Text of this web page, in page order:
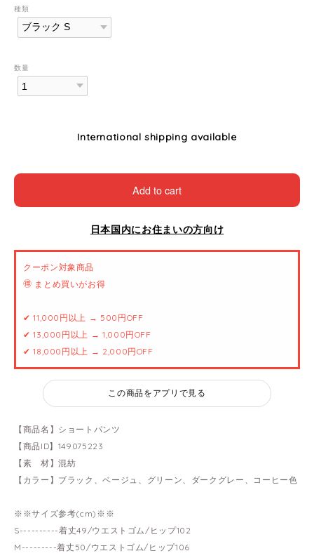
種類
数量
International shipping available
Add to cart
日本国内にお住まいの方向け
クーポン対象商品
🉐 まとめ買いがお得
✔ 11,000円以上 → 500円OFF
✔ 13,000円以上 → 1,000円OFF
✔ 18,000円以上 → 2,000円OFF
この商品をアプリで見る
【商品名】ショートパンツ
【商品ID】149075223
【素 材】混紡
【カラー】ブラック、ベージュ、グリーン、ダークグレー、コーヒー色
※※サイズ参考(cm)※※
S----------着丈49/ウエストゴム/ヒップ102
M---------着丈50/ウエストゴム/ヒップ106